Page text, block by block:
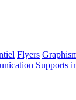
Flyers
Supports